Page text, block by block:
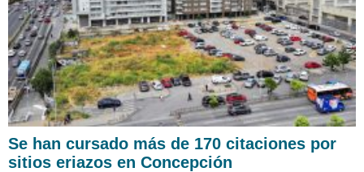
Se han cursado más de 170 citaciones por
sitios eriazos en Concepción